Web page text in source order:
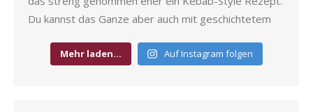
Mehr laden… Auf Instagram folgen